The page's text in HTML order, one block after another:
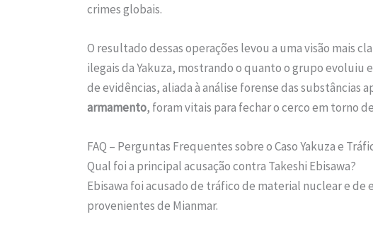
crimes globais.
O resultado dessas operações levou a uma visão mais
ilegais da Yakuza, mostrando o quanto o grupo evoluiu
de evidências, aliada à análise forense das substâncias
armamento, foram vitais para fechar o cerco em torno
FAQ – Perguntas Frequentes sobre o Caso Yakuza e
Qual foi a principal acusação contra Takeshi Ebisawa?
Ebisawa foi acusado de tráfico de material nuclear e de
provenientes de Mianmar.